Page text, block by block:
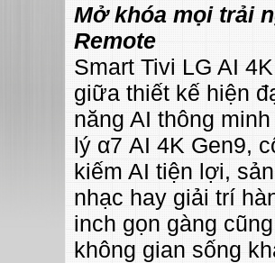
Mở khóa mọi trải
Remote
Smart Tivi LG AI
giữa thiết kế hiện
năng AI thông
lý α7 AI 4K Gen9,
kiếm AI tiện lợi,
nhạc hay giải trí
inch gọn gàng
không gian sống